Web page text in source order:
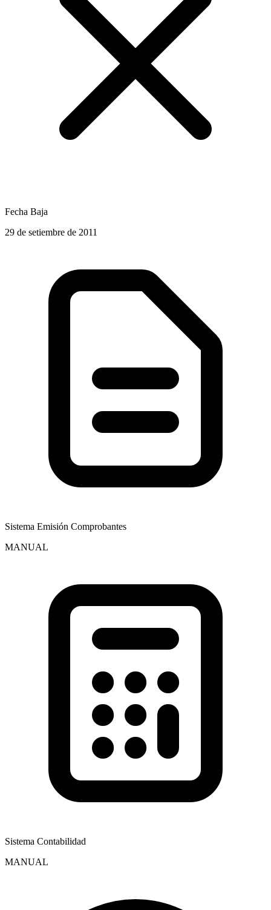
Fecha Baja
29 de setiembre de 2011
Sistema Emisión Comprobantes
MANUAL
Sistema Contabilidad
MANUAL